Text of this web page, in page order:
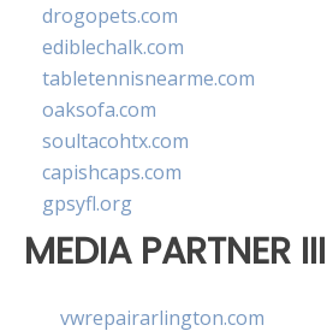
drogopets.com
ediblechalk.com
tabletennisnearme.com
oaksofa.com
soultacohtx.com
capishcaps.com
gpsyfl.org
MEDIA PARTNER III
vwrepairarlington.com